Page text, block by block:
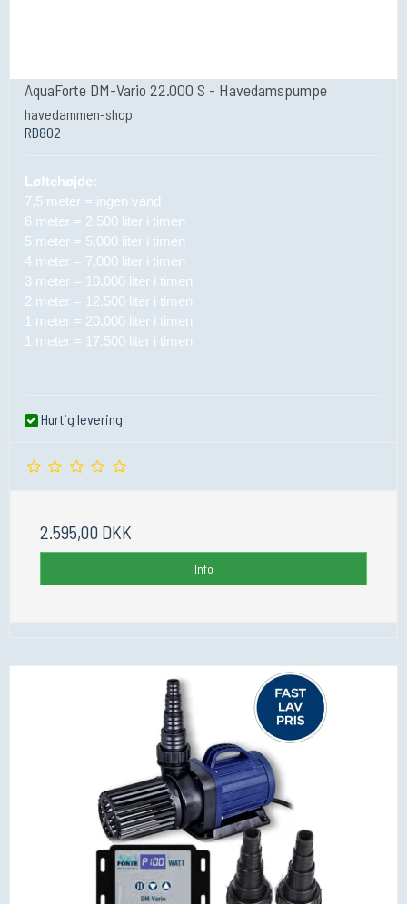
AquaForte DM-Vario 22.000 S - Havedamspumpe
havedammen-shop
RD802
Løftehøjde:
7,5 meter = ingen vand
6 meter = 2.500 liter i timen
5 meter = 5,000 liter i timen
4 meter = 7,000 liter i timen
3 meter = 10.000 liter i timen
2 meter = 12.500 liter i timen
1 meter = 20.000 liter i timen
1 meter = 17.500 liter i timen
Hurtig levering
2.595,00 DKK
Info